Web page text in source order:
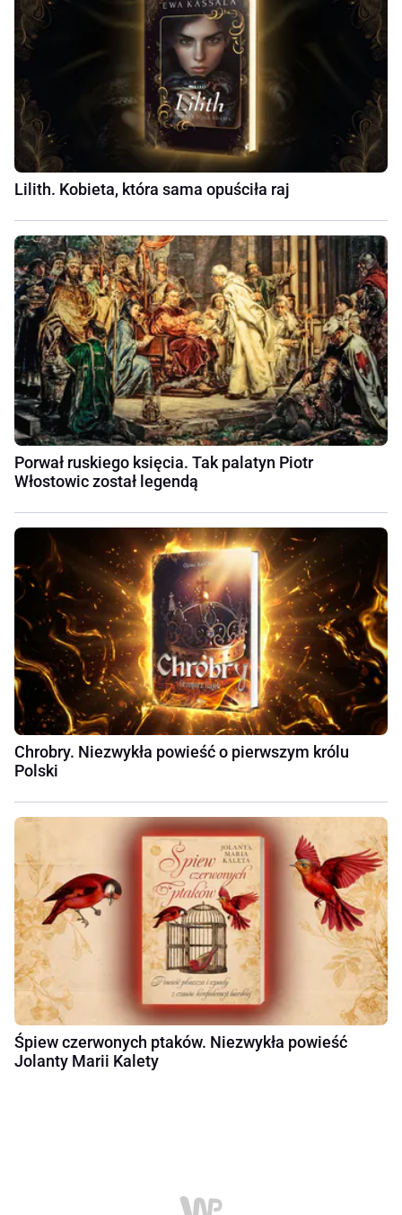
Lilith. Kobieta, która sama opuściła raj
Porwał ruskiego księcia. Tak palatyn Piotr
Włostowic został legendą
Chrobry. Niezwykła powieść o pierwszym królu
Polski
Śpiew czerwonych ptaków. Niezwykła powieść
Jolanty Marii Kalety